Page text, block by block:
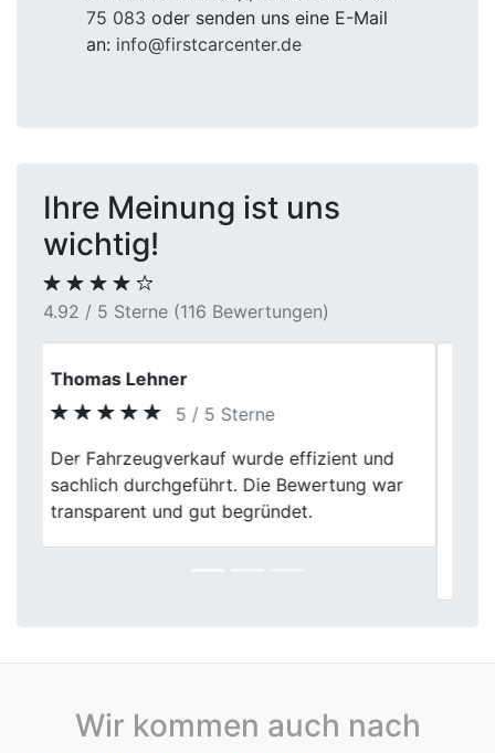
75 083 oder senden uns eine E-Mail
an: info@firstcarcenter.de
Ihre Meinung ist uns
wichtig!
4.92 / 5 Sterne (116 Bewertungen)
Laura Neumann
5 / 5 Sterne
Der Verkauf meines Autos bei First Car
Center war eine gute Erfahrung. Die
Bewertung war fair und die Mitarbeiter
Previous
Wir kommen auch nach